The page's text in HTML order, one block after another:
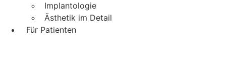
Implantologie
Ästhetik im Detail
Für Patienten